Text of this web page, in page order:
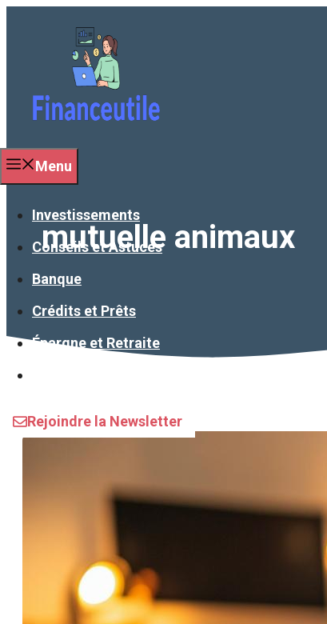
Menu
Investissements
Conseils et Astuces
Banque
Crédits et Prêts
Épargne et Retraite
Rejoindre la Newsletter
mutuelle animaux